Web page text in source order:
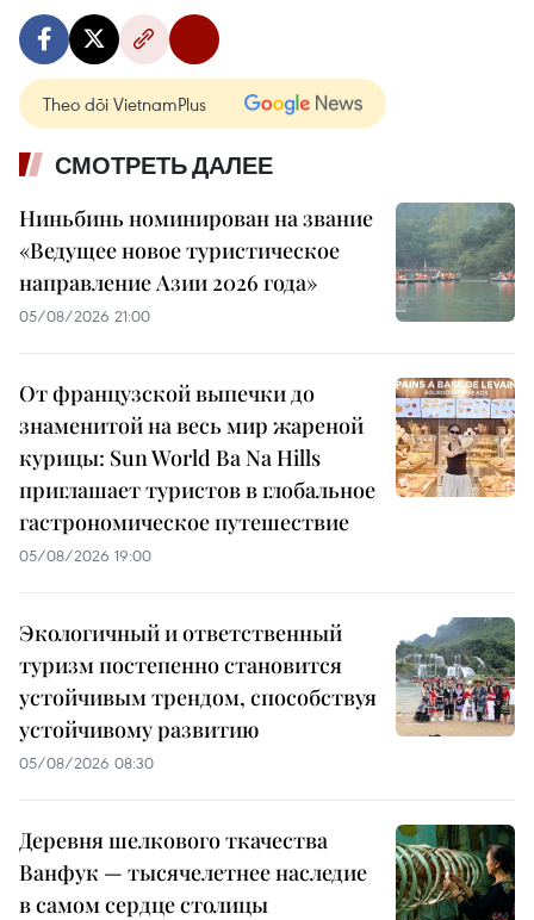
Theo dõi VietnamPlus
СМОТРЕТЬ ДАЛЕЕ
Ниньбинь номинирован на звание
«Ведущее новое туристическое
направление Азии 2026 года»
05/08/2026 21:00
От французской выпечки до
знаменитой на весь мир жареной
курицы: Sun World Ba Na Hills
приглашает туристов в глобальное
гастрономическое путешествие
05/08/2026 19:00
Экологичный и ответственный
туризм постепенно становится
устойчивым трендом, способствуя
устойчивому развитию
05/08/2026 08:30
Деревня шелкового ткачества
Ванфук — тысячелетнее наследие
в самом сердце столицы